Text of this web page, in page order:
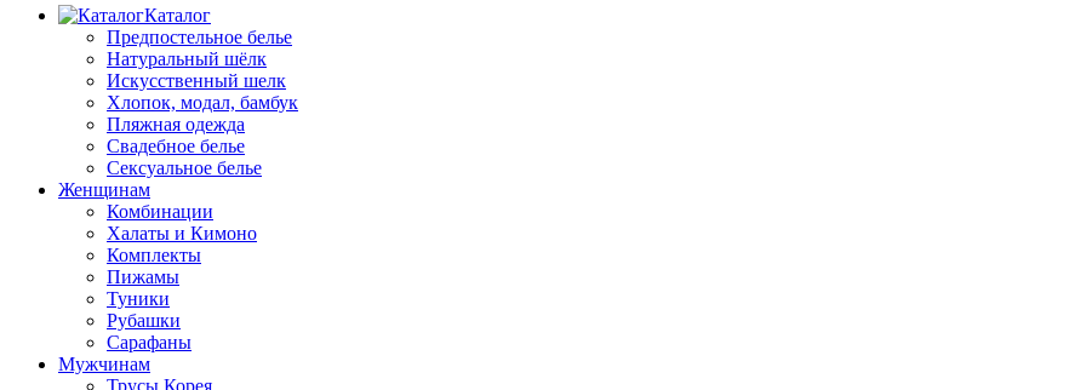
Каталог
Предпостельное белье
Натуральный шёлк
Искусственный шелк
Хлопок, модал, бамбук
Пляжная одежда
Свадебное белье
Сексуальное белье
Женщинам
Комбинации
Халаты и Кимоно
Комплекты
Пижамы
Туники
Рубашки
Сарафаны
Мужчинам
Трусы Корея